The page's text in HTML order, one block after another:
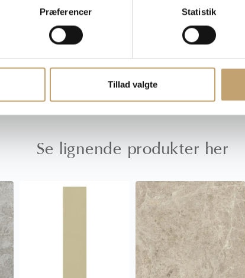
Præferencer Statistik
Tillad valgte
moms- og afgiftsændringer
Se lignende produkter her